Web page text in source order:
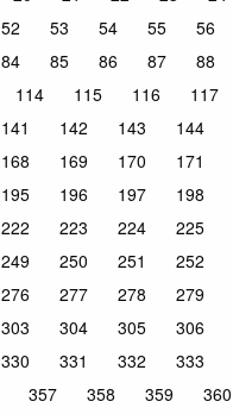
52 53 54 55 56
84 85 86 87 88
114 115 116 117
141 142 143 144
168 169 170 171
195 196 197 198
222 223 224 225
249 250 251 252
276 277 278 279
303 304 305 306
330 331 332 333
357 358 359 360